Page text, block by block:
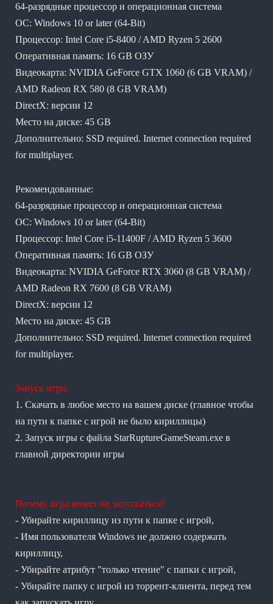
64-разрядные процессор и операционная система
ОС: Windows 10 or later (64-Bit)
Процессор: Intel Core i5-8400 / AMD Ryzen 5 2600
Оперативная память: 16 GB ОЗУ
Видеокарта: NVIDIA GeForce GTX 1060 (6 GB VRAM) /
AMD Radeon RX 580 (8 GB VRAM)
DirectX: версии 12
Место на диске: 45 GB
Дополнительно: SSD required. Internet connection required
for multiplayer.
Рекомендованные:
64-разрядные процессор и операционная система
ОС: Windows 10 or later (64-Bit)
Процессор: Intel Core i5-11400F / AMD Ryzen 5 3600
Оперативная память: 16 GB ОЗУ
Видеокарта: NVIDIA GeForce RTX 3060 (8 GB VRAM) /
AMD Radeon RX 7600 (8 GB VRAM)
DirectX: версии 12
Место на диске: 45 GB
Дополнительно: SSD required. Internet connection required
for multiplayer.
Запуск игры
1. Скачать в любое место на вашем диске (главное чтобы
на пути к папке с игрой не было кириллицы)
2. Запуск игры с файла StarRuptureGameSteam.exe в
главной директории игры
Почему игра может не запускаться?
- Убирайте кириллицу из пути к папке с игрой,
- Имя пользователя Windows не должно содержать
кириллицу,
- Убирайте атрибут "только чтение" с папки с игрой,
- Убирайте папку с игрой из торрент-клиента, перед тем